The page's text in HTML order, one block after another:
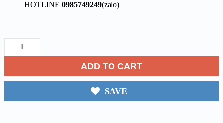
HOTLINE 0985749249(zalo)
ADD TO CART
SAVE